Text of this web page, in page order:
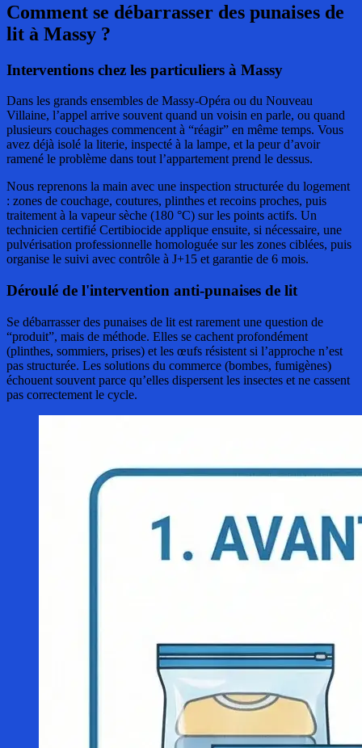
Comment se débarrasser des punaises de
lit à Massy ?
Interventions chez les particuliers à Massy
Dans les grands ensembles de Massy-Opéra ou du Nouveau
Villaine, l’appel arrive souvent quand un voisin en parle, ou quand
plusieurs couchages commencent à “réagir” en même temps. Vous
avez déjà isolé la literie, inspecté à la lampe, et la peur d’avoir
ramené le problème dans tout l’appartement prend le dessus.
Nous reprenons la main avec une inspection structurée du logement
: zones de couchage, coutures, plinthes et recoins proches, puis
traitement à la vapeur sèche (180 °C) sur les points actifs. Un
technicien certifié Certibiocide applique ensuite, si nécessaire, une
pulvérisation professionnelle homologuée sur les zones ciblées, puis
organise le suivi avec contrôle à J+15 et garantie de 6 mois.
Déroulé de l'intervention anti-punaises de lit
Se débarrasser des punaises de lit est rarement une question de
“produit”, mais de méthode. Elles se cachent profondément
(plinthes, sommiers, prises) et les œufs résistent si l’approche n’est
pas structurée. Les solutions du commerce (bombes, fumigènes)
échouent souvent parce qu’elles dispersent les insectes et ne cassent
pas correctement le cycle.